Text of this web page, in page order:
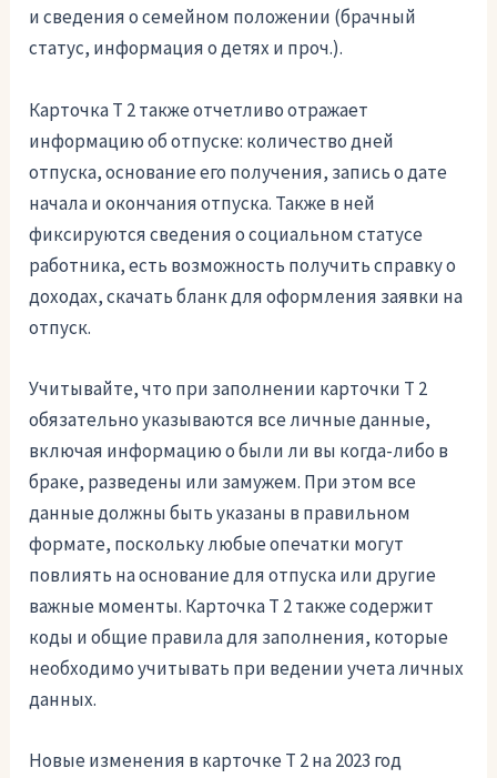
и сведения о семейном положении (брачный
статус, информация о детях и проч.).
Карточка Т 2 также отчетливо отражает
информацию об отпуске: количество дней
отпуска, основание его получения, запись о дате
начала и окончания отпуска. Также в ней
фиксируются сведения о социальном статусе
работника, есть возможность получить справку о
доходах, скачать бланк для оформления заявки на
отпуск.
Учитывайте, что при заполнении карточки Т 2
обязательно указываются все личные данные,
включая информацию о были ли вы когда-либо в
браке, разведены или замужем. При этом все
данные должны быть указаны в правильном
формате, поскольку любые опечатки могут
повлиять на основание для отпуска или другие
важные моменты. Карточка Т 2 также содержит
коды и общие правила для заполнения, которые
необходимо учитывать при ведении учета личных
данных.
Новые изменения в карточке Т 2 на 2023 год